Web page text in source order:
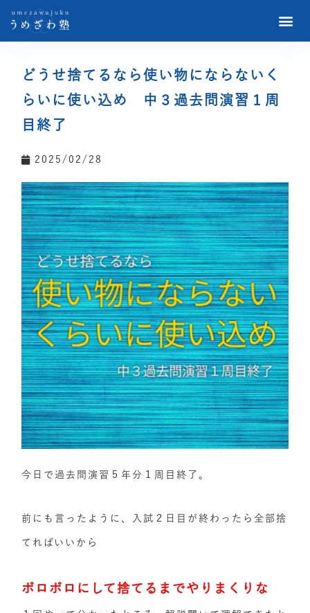
どうせ捨てるなら使い物にならないく
らいに使い込め 中３過去問演習１周
目終了
2025/02/28
今日で過去問演習５年分１周目終了。
前にも言ったように、入試２日目が終わったら全部捨
てればいいから
ボロボロにして捨てるまでやりまくりな